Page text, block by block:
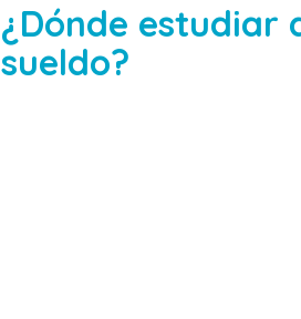
¿Dónde estudiar
sueldo?